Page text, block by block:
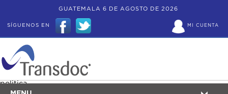
GUATEMALA 6 DE AGOSTO DE 2026
MI CUENTA
SÍGUENOS EN
politica